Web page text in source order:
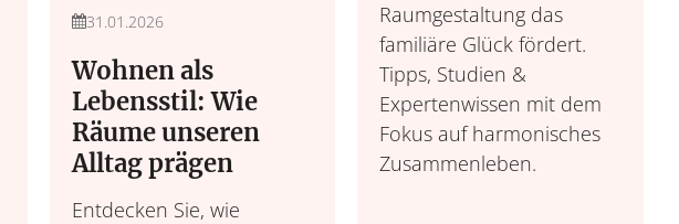
31.01.2026
Wohnen als
Lebensstil: Wie
Räume unseren
Alltag prägen
Entdecken Sie, wie
Raumgestaltung das
familiäre Glück fördert.
Tipps, Studien &
Expertenwissen mit dem
Fokus auf harmonisches
Zusammenleben.